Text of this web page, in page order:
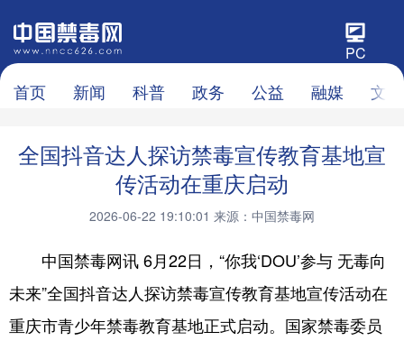
PC
首页 新闻 科普 政务 公益 融媒 文化
全国抖音达人探访禁毒宣传教育基地宣
传活动在重庆启动
2026-06-22 19:10:01 来源：中国禁毒网
中国禁毒网讯 6月22日，“你我‘DOU’参与 无毒向
未来”全国抖音达人探访禁毒宣传教育基地宣传活动在
重庆市青少年禁毒教育基地正式启动。国家禁毒委员